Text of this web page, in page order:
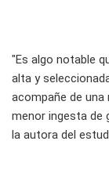
"Es algo notable
alta y
acompañe de una
menor ingesta de
la autora del